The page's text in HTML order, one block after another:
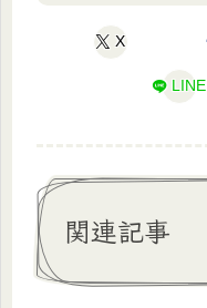
X
LINE
関連記事